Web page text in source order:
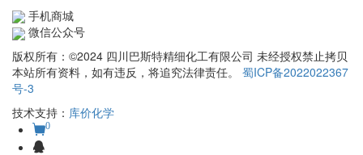
手机商城
微信公众号
版权所有：©2024 四川巴斯特精细化工有限公司 未经授权禁止拷贝
本站所有资料，如有违反，将追究法律责任。 蜀ICP备2022022367
号-3
技术支持： 库价化学
0